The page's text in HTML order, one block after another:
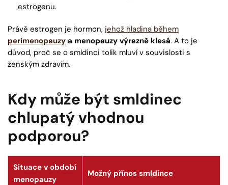
estrogenu.
Právě estrogen je hormon, jehož hladina během
perimenopauzy a menopauzy výrazně klesá. A to je
důvod, proč se o smldinci tolik mluví v souvislosti s
ženským zdravím.
Kdy může být smldinec
chlupatý vhodnou
podporou?
Situace v období
menopauzy
Možný přínos smldince